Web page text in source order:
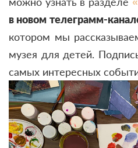
в новом телеграмм-
котором мы
музея для детей.
самых интересных